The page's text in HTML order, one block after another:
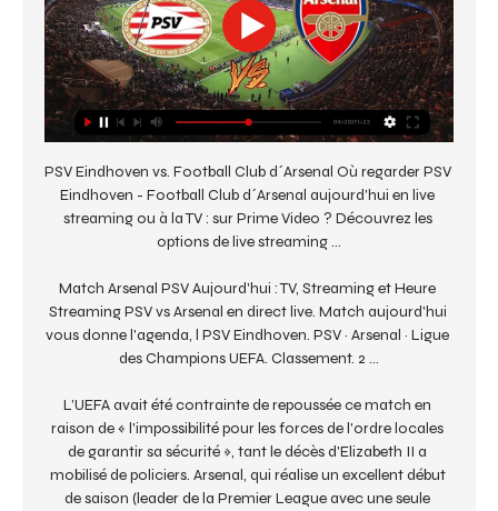
PSV Eindhoven vs. Football Club d´Arsenal Où regarder PSV
Eindhoven - Football Club d´Arsenal aujourd'hui en live
streaming ou à la TV : sur Prime Video ? Découvrez les
options de live streaming ...
Match Arsenal PSV Aujourd'hui : TV, Streaming et Heure
Streaming PSV vs Arsenal en direct live. Match aujourd'hui
vous donne l'agenda, l PSV Eindhoven. PSV · Arsenal · Ligue
des Champions UEFA. Classement. 2 ...
L’UEFA avait été contrainte de repoussée ce match en
raison de « l'impossibilité pour les forces de l'ordre locales
de garantir sa sécurité », tant le décès d'Elizabeth II a
mobilisé de policiers. Arsenal, qui réalise un excellent début
de saison (leader de la Premier League avec une seule